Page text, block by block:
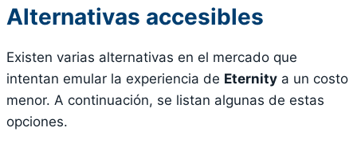
Alternativas accesibles
Existen varias alternativas en el mercado que
intentan emular la experiencia de Eternity a un costo
menor. A continuación, se listan algunas de estas
opciones.